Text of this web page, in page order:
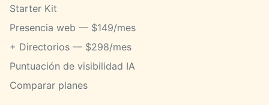
Starter Kit
Presencia web — $149/mes
+ Directorios — $298/mes
Puntuación de visibilidad IA
Comparar planes